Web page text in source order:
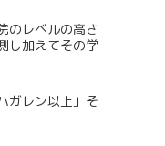
のレベルの高さ
し加えてその学
ガレン以上」そ